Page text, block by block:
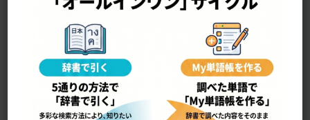
yáai ˀɔ́p•fít ย้ายออฟฟิศ
オフィスを移す